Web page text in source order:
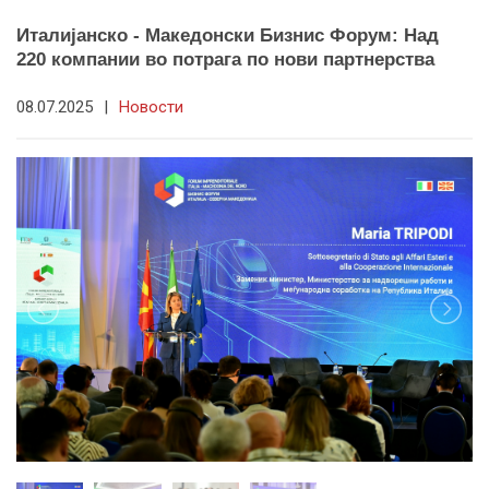
Италијанско - Македонски Бизнис Форум: Над
220 компании во потрага по нови партнерства
08.07.2025 | Новости